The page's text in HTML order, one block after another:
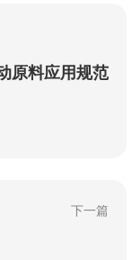
原料应用规范
下一篇